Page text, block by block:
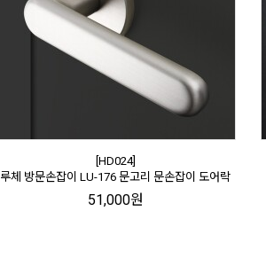
[HD024]
루체 방문손잡이 LU-176 문고리 문손잡이 도어락
51,000원